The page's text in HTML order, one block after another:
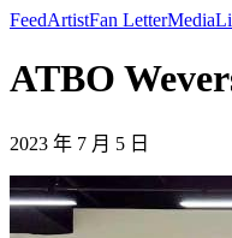
FeedArtistFan LetterMedia
ATBO
2023 年 7 月 5 日